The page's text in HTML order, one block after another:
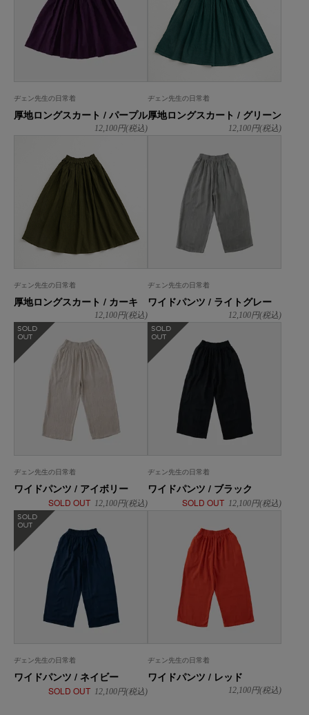
ヂェン先生の日常着
厚地ロングスカート / パープル
12,100円(税込)
ヂェン先生の日常着
厚地ロングスカート / グリーン
12,100円(税込)
ヂェン先生の日常着
厚地ロングスカート / カーキ
12,100円(税込)
ヂェン先生の日常着
ワイドパンツ / ライトグレー
12,100円(税込)
ヂェン先生の日常着
ワイドパンツ / アイボリー
SOLD OUT 12,100円(税込)
ヂェン先生の日常着
ワイドパンツ / ブラック
SOLD OUT 12,100円(税込)
ヂェン先生の日常着
ワイドパンツ / ネイビー
SOLD OUT 12,100円(税込)
ヂェン先生の日常着
ワイドパンツ / レッド
12,100円(税込)